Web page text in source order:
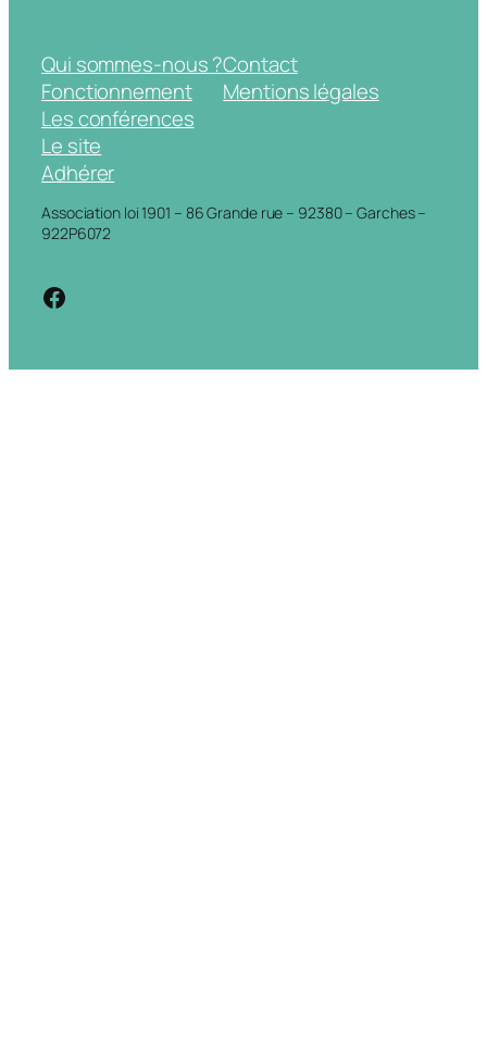
Qui sommes-nous ?
Fonctionnement
Les conférences
Le site
Adhérer
Contact
Mentions légales
Association loi 1901 – 86 Grande rue – 92380 – Garches –
922P6072
https://www.facebook.com/